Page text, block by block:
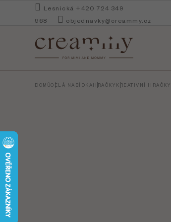
Lesnická +420 724 349
968
objednavky@creammy.cz
DOMŮCELÁ NABÍDKAHRAČKY KREATIVNÍ HRAČKY